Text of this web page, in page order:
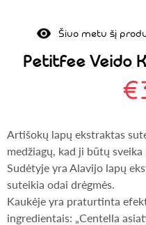
Šiuo metu šį
Petitfee Veido
€
Artišokų lapų ekstraktas
medžiagų, kad ji būtų sveika
Sudėtyje yra Alavijo lapų
suteikia odai drėgmės.
Kaukėje yra praturtinta
ingredientais: „Centella